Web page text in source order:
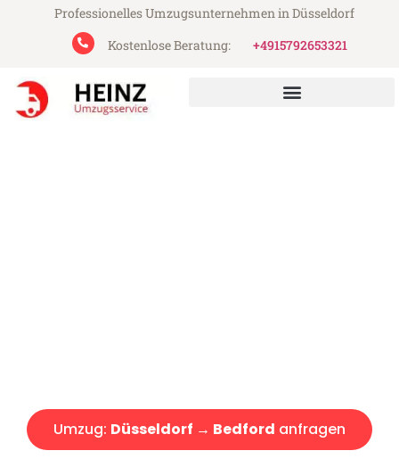
Professionelles Umzugsunternehmen in Düsseldorf
Kostenlose Beratung:
+4915792653321
Umzug: Düsseldorf → Bedford anfragen